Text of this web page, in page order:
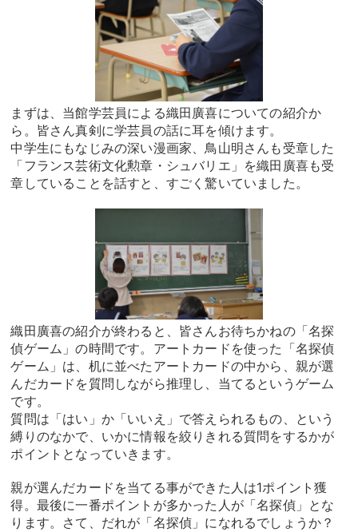
まずは、当館学芸員による織田廣喜についての紹介か
ら。皆さん真剣に学芸員の話に耳を傾けます。
中学生にもなじみの深い漫画家、鳥山明さんも受章した
「フランス芸術文化勲章・シュバリエ」を織田廣喜も受
章していることを話すと、すごく驚いていました。
織田廣喜の紹介が終わると、皆さんお待ちかねの「名探
偵ゲーム」の時間です。アートカードを使った「名探偵
ゲーム」は、机に並べたアートカードの中から、親が選
んだカードを質問しながら推理し、当てるというゲーム
です。
質問は「はい」か「いいえ」で答えられるもの、という
縛りのなかで、いかに情報を絞りきれる質問をするかが
ポイントとなっていきます。
親が選んだカードを当てる事ができた人は1ポイント獲
得。最後に一番ポイントが多かった人が「名探偵」とな
ります。さて、だれが「名探偵」になれるでしょうか？